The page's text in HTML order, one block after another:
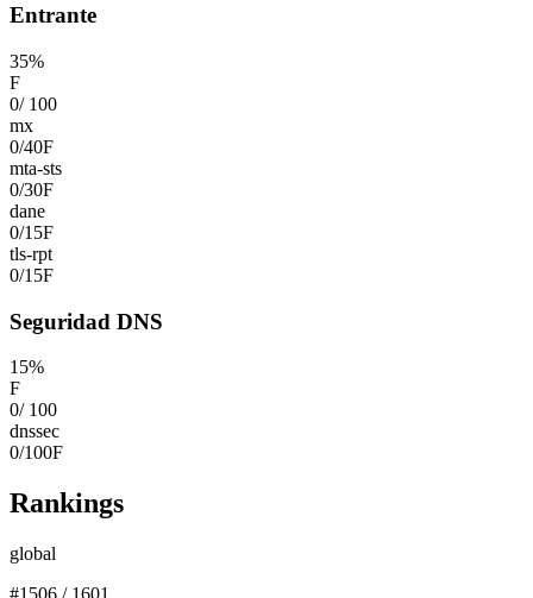
Entrante
35%
F
0/ 100
mx
0/40F
mta-sts
0/30F
dane
0/15F
tls-rpt
0/15F
Seguridad DNS
15%
F
0/ 100
dnssec
0/100F
Rankings
global
#1506 / 1601